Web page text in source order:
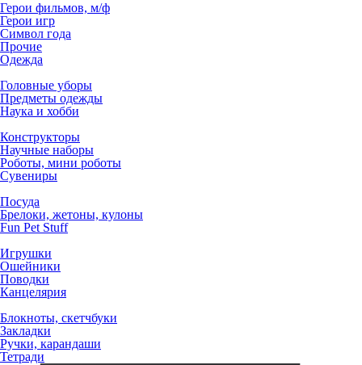
Герои фильмов, м/ф
Герои игр
Символ года
Прочие
Одежда
Головные уборы
Предметы одежды
Наука и хобби
Конструкторы
Научные наборы
Роботы, мини роботы
Сувениры
Посуда
Брелоки, жетоны, кулоны
Fun Pet Stuff
Игрушки
Ошейники
Поводки
Канцелярия
Блокноты, скетчбуки
Закладки
Ручки, карандаши
Тетради